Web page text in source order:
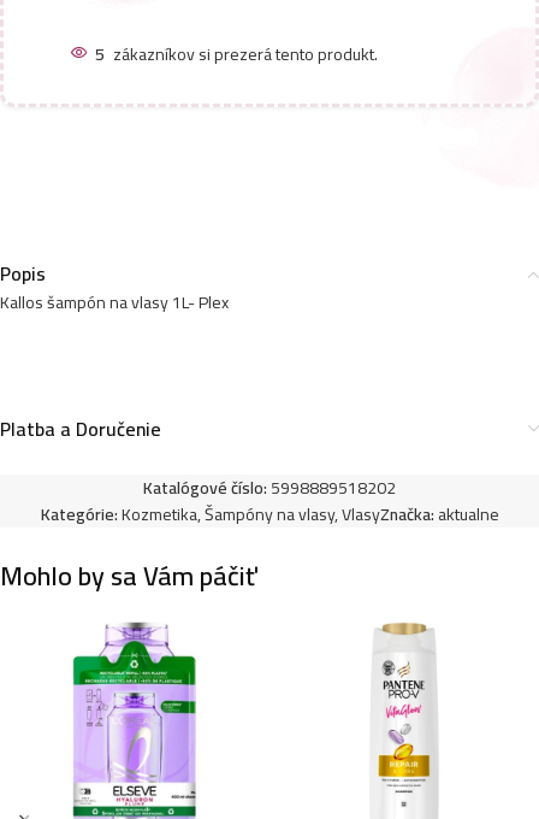
Shine
Kallos šampón na vlasy s dávkovačom 1L-
5,49€
Kallos šampón na vlasy 1L- Cherry
4,49€
Kallos šampón na vlasy 1L- Omega
5 zákazníkov si prezerá tento produkt.
Popis
Kallos šampón na vlasy 1L- Plex
Platba a Doručenie
Katalógové číslo:5998889518202
Kategórie:Kozmetika,Šampóny na vlasy,VlasyZnačka:aktualne
Mohlo by sa Vám páčiť